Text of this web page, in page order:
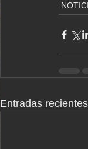
Entradas recientes